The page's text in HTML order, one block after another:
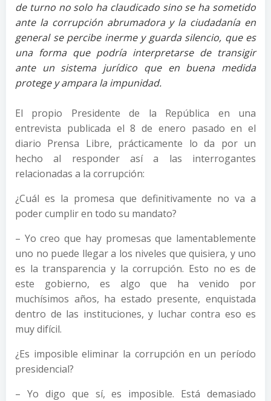
de turno no solo ha claudicado sino se ha sometido
ante la corrupción abrumadora y la ciudadanía en
general se percibe inerme y guarda silencio, que es
una forma que podría interpretarse de transigir
ante un sistema jurídico que en buena medida
protege y ampara la impunidad.
El propio Presidente de la República en una
entrevista publicada el 8 de enero pasado en el
diario Prensa Libre, prácticamente lo da por un
hecho al responder así a las interrogantes
relacionadas a la corrupción:
¿Cuál es la promesa que definitivamente no va a
poder cumplir en todo su mandato?
– Yo creo que hay promesas que lamentablemente
uno no puede llegar a los niveles que quisiera, y uno
es la transparencia y la corrupción. Esto no es de
este gobierno, es algo que ha venido por
muchísimos años, ha estado presente, enquistada
dentro de las instituciones, y luchar contra eso es
muy difícil.
¿Es imposible eliminar la corrupción en un período
presidencial?
– Yo digo que sí, es imposible. Está demasiado